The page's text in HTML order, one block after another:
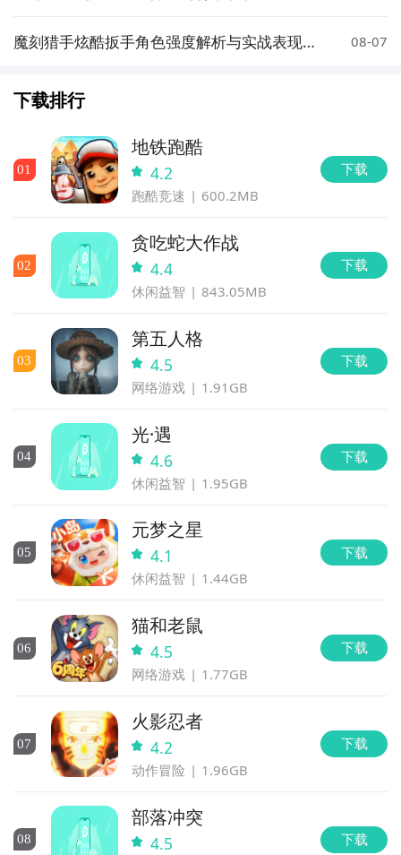
魔刻猎手炫酷扳手角色强度解析与实战表现评
08-07
下载排行
01
地铁跑酷
4.2
跑酷竞速 600.2MB
下载
02
贪吃蛇大作战
4.4
休闲益智 843.05MB
下载
03
第五人格
4.5
网络游戏 1.91GB
下载
04
光·遇
4.6
休闲益智 1.95GB
下载
05
元梦之星
4.1
休闲益智 1.44GB
下载
06
猫和老鼠
4.5
网络游戏 1.77GB
下载
07
火影忍者
4.2
动作冒险 1.96GB
下载
08
部落冲突
4.5 下载